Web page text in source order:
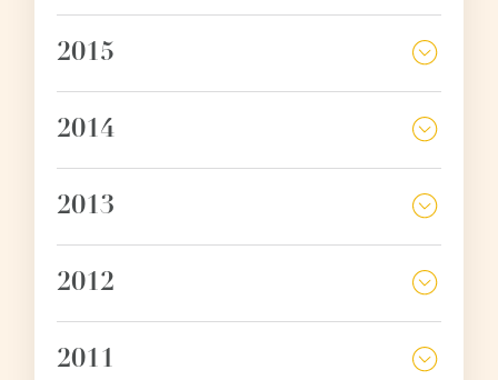
2015
2014
2013
2012
2011